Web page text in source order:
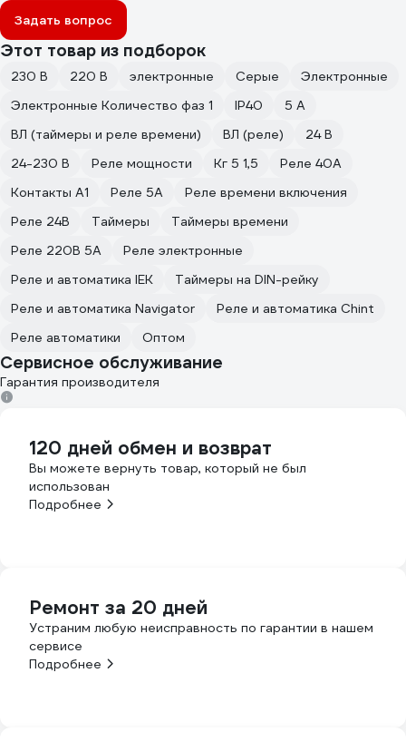
Задать вопрос
Этот товар из подборок
230 В 220 В электронные Серые
Электронные
Электронные Количество фаз 1
IP40
5 А
ВЛ (таймеры и реле времени)
ВЛ (реле)
24 В
24-230 В
Реле мощности Кг 5 1,5
Реле 40А
Контакты A1
Реле 5А
Реле времени включения
Реле 24В
Таймеры
Таймеры времени
Реле 220В 5А
Реле электронные
Реле и автоматика IEK
Таймеры на DIN-рейку
Реле и автоматика Navigator
Реле и автоматика Chint
Реле автоматики
Оптом
Сервисное обслуживание
Гарантия производителя
120 дней обмен и возврат
Вы можете вернуть товар, который не был
использован
Подробнее
Ремонт за 20 дней
Устраним любую неисправность по гарантии в нашем
сервисе
Подробнее